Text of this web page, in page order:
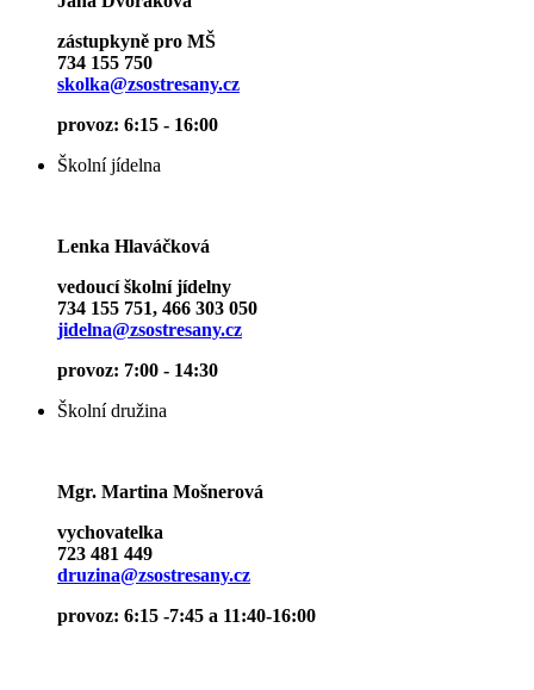
zástupkyně pro MŠ
734 155 750
skolka@zsostresany.cz
provoz: 6:15 - 16:00
Školní jídelna
Lenka Hlaváčková
vedoucí školní jídelny
734 155 751, 466 303 050
jidelna@zsostresany.cz
provoz: 7:00 - 14:30
Školní družina
Mgr. Martina Mošnerová
vychovatelka
723 481 449
druzina@zsostresany.cz
provoz: 6:15 -7:45 a 11:40-16:00